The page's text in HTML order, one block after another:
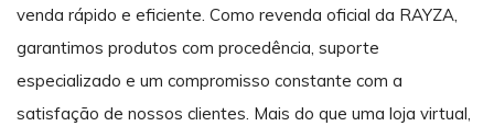
venda rápido e eficiente. Como revenda oficial da RAYZA,
garantimos produtos com procedência, suporte
especializado e um compromisso constante com a
satisfação de nossos clientes. Mais do que uma loja virtual,